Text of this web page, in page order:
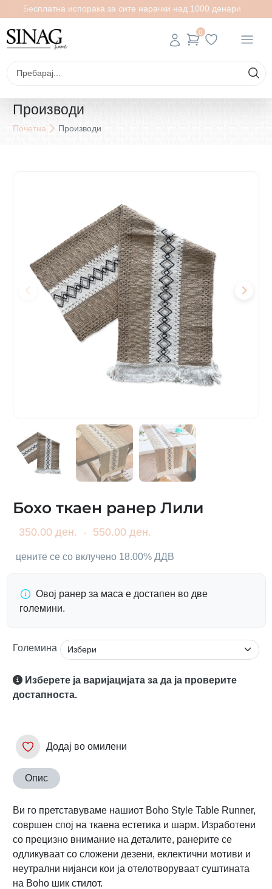
Бесплатна испорака за сите нарачки над 1000 денари
0
Производи
Почетна Производи
Бохо ткаен ранер Лили
350.00 ден. - 550.00 ден.
цените се со вклучено 18.00% ДДВ
Овој ранер за маса е достапен во две
големини.
Големина
Изберете ја варијацијата за да ја проверите
достапноста.
Додај во омилени
Опис
Ви го претставуваме нашиот Boho Style Table Runner,
совршен спој на ткаена естетика и шарм. Изработени
со прецизно внимание на деталите, ранерите се
одликуваат со сложени дезени, еклектични мотиви и
неутрални нијанси кои ја отелотворуваат суштината
на Boho шик стилот.